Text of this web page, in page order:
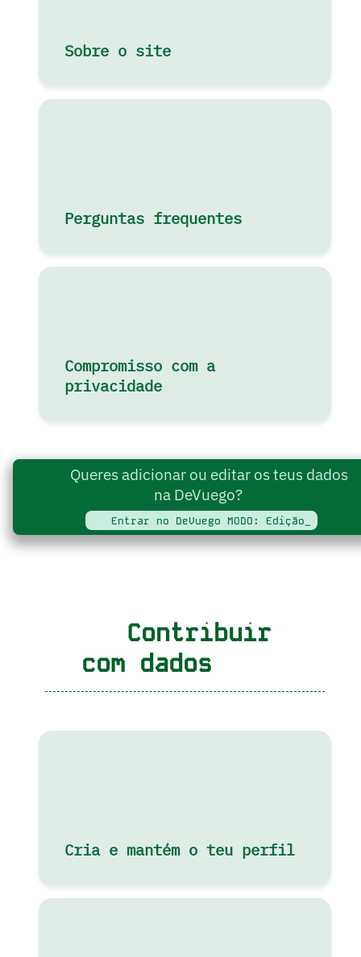
Sobre o site
Perguntas frequentes
Compromisso com a
privacidade
Queres adicionar ou editar os teus dados
na DeVuego?
Entrar no DeVuego MODO: Edição_
Contribuir
com dados
Cria e mantém o teu perfil